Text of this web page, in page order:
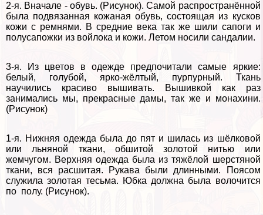
2-я. Вначале - обувь. (Рисунок). Самой распространённой
была подвязанная кожаная обувь, состоящая из кусков
кожи с ремнями. В средние века так же шили сапоги и
полусапожки из войлока и кожи. Летом носили сандалии.
3-я. Из цветов в одежде предпочитали самые яркие:
белый, гoлyбой, ярко-жёлтый, пурпурный. Ткань
научились красиво вышивать. Вышивкой как раз
занимались мы, прекрасные дамы, так же и монахини.
(Рисунок)
1-я. Нижняя одежда была до пят и шилась из шёлковой
или льняной ткани, обшитой золотой нитью или
жемчугом. Верхняя одежда была из тяжёлой шерстяной
ткани, вся расшитая. Рукава были длинными. Поясом
служила золотая тесьма. Юбка должна была волочится
по полу. (Рисунок).